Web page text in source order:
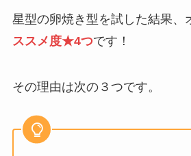
星型の卵焼き型を試した結果、
ススメ度★4つです！
その理由は次の３つです。